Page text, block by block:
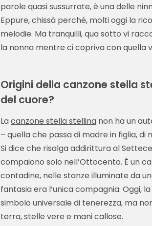
parole quasi sussurrate, è una delle
Eppure, chissà perché, molti oggi la
melodie. Ma tranquilli, qua sotto vi
la nonna mentre ci copriva con quella
Origini della canzone stella
del cuore?
Lacanzone stella stellina non ha un
– quella che passa di madre in figlia, di
Si dice che risalga addirittura al
compaiono solo nell’Ottocento. È un
contadine, nelle stanze illuminate da
fantasia era l’unica compagnia. Oggi, la
simbolo universale di tenerezza, ma
terra, stelle vere e mani callose.